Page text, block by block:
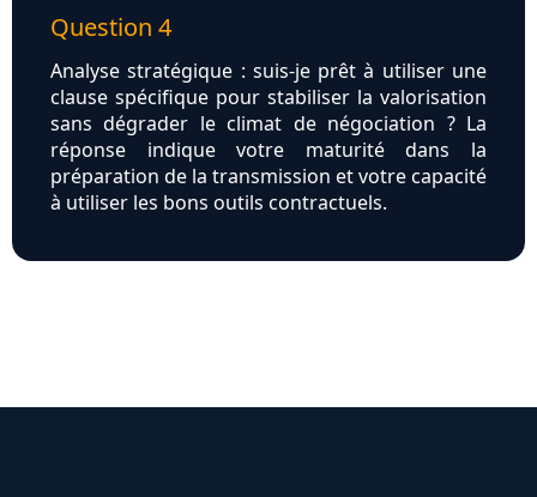
Question 4
Analyse stratégique : suis-je prêt à utiliser une
clause spécifique pour stabiliser la valorisation
sans dégrader le climat de négociation ? La
réponse indique votre maturité dans la
préparation de la transmission et votre capacité
à utiliser les bons outils contractuels.